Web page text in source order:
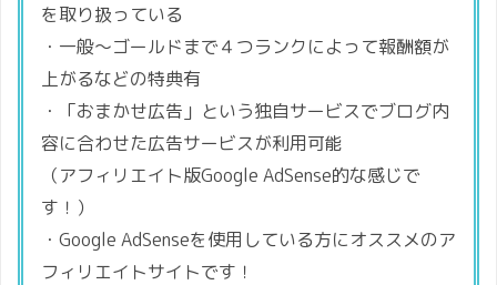
を取り扱っている
・一般〜ゴールドまで４つランクによって報酬額が
上がるなどの特典有
・「おまかせ広告」という独自サービスでブログ内
容に合わせた広告サービスが利用可能
（アフィリエイト版Google AdSense的な感じで
す！）
・Google AdSenseを使用している方にオススメのア
フィリエイトサイトです！